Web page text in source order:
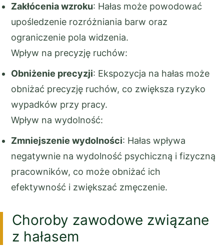
Zakłócenia wzroku: Hałas może powodować
upośledzenie rozróżniania barw oraz
ograniczenie pola widzenia.
Wpływ na precyzję ruchów:
Obniżenie precyzji: Ekspozycja na hałas może
obniżać precyzję ruchów, co zwiększa ryzyko
wypadków przy pracy.
Wpływ na wydolność:
Zmniejszenie wydolności: Hałas wpływa
negatywnie na wydolność psychiczną i fizyczną
pracowników, co może obniżać ich
efektywność i zwiększać zmęczenie.
Choroby zawodowe związane
z hałasem